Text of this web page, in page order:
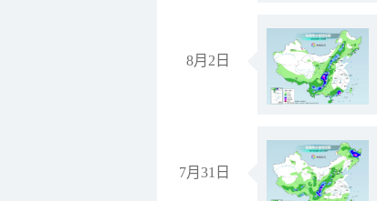
8月2日
7月31日